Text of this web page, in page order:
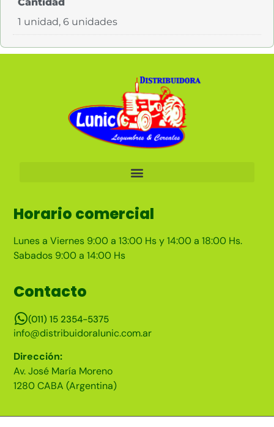
1 unidad, 6 unidades
Horario comercial
Lunes a Viernes 9:00 a 13:00 Hs y 14:00 a 18:00 Hs.
Sabados 9:00 a 14:00 Hs
Contacto
(011) 15 2354-5375
info@distribuidoralunic.com.ar
Dirección:
Av. José María Moreno
1280 CABA (Argentina)